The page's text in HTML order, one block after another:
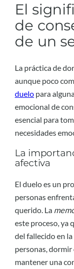
El
de
de un
La práctica de
aunque poco
duelo para
emocional de
esencial para
necesidades
La
afectiva
El duelo es un
personas
querido. La
este proceso, ya
del fallecido en
personas, dormir
mantener una